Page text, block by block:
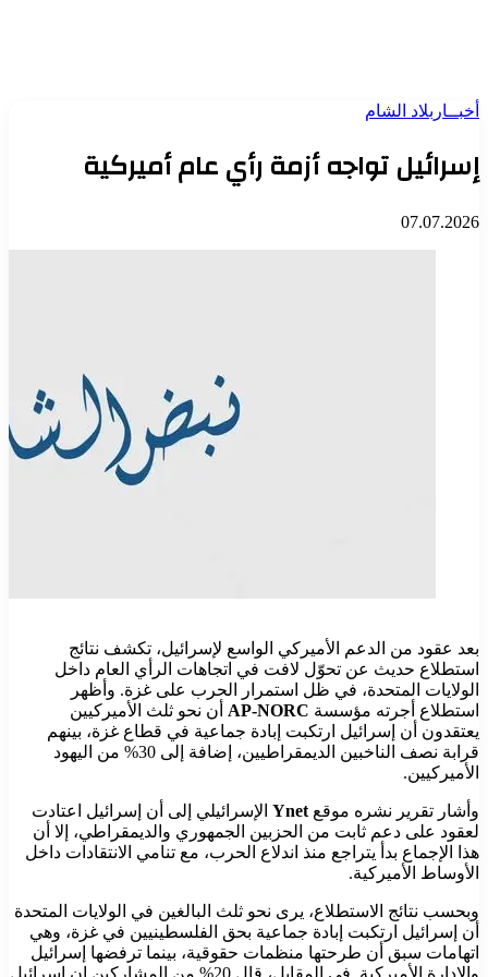
أخبــار بلاد الشام
إسرائيل تواجه أزمة رأي عام أميركية
07.07.2026
بعد عقود من الدعم الأميركي الواسع لإسرائيل، تكشف نتائج
استطلاع حديث عن تحوّل لافت في اتجاهات الرأي العام داخل
الولايات المتحدة، في ظل استمرار الحرب على غزة. وأظهر
استطلاع أجرته مؤسسة AP-NORC أن نحو ثلث الأميركيين
يعتقدون أن إسرائيل ارتكبت إبادة جماعية في قطاع غزة، بينهم
قرابة نصف الناخبين الديمقراطيين، إضافة إلى 30% من اليهود
الأميركيين.
وأشار تقرير نشره موقع Ynet الإسرائيلي إلى أن إسرائيل اعتادت
لعقود على دعم ثابت من الحزبين الجمهوري والديمقراطي، إلا أن
هذا الإجماع بدأ يتراجع منذ اندلاع الحرب، مع تنامي الانتقادات داخل
الأوساط الأميركية.
وبحسب نتائج الاستطلاع، يرى نحو ثلث البالغين في الولايات المتحدة
أن إسرائيل ارتكبت إبادة جماعية بحق الفلسطينيين في غزة، وهي
اتهامات سبق أن طرحتها منظمات حقوقية، بينما ترفضها إسرائيل
والإدارة الأميركية. في المقابل، قال 20% من المشاركين إن إسرائيل